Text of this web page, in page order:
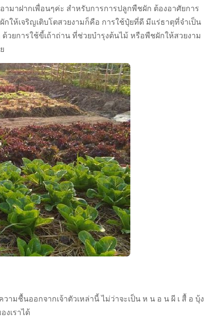
อามาฝากเพื่อนๆค่ะ สำหรับการการปลูกพืชผัก ต้องอาศัยการ
ให้เจริญเติบโตสวยงามก็คือ การใช้ปุ๋ยที่ดี มีแร่ธาตุที่จำเป็น
วยการใช้ขี้เถ้าถ่าน ที่ช่วยบำรุงต้นไม้ หรือพืชผักให้สวยงาม
ามชื้นออกจากเจ้าตัวเหล่านี้ ไม่ว่าจะเป็น ห น อ น ผี เ สื้ อ บุ้ง
งเราได้